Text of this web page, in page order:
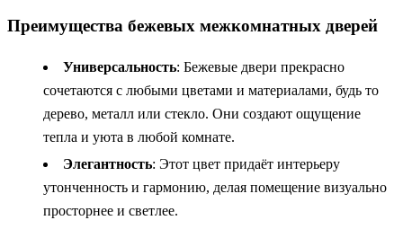
Преимущества бежевых межкомнатных дверей
Универсальность: Бежевые двери прекрасно
сочетаются с любыми цветами и материалами, будь то
дерево, металл или стекло. Они создают ощущение
тепла и уюта в любой комнате.
Элегантность: Этот цвет придаёт интерьеру
утонченность и гармонию, делая помещение визуально
просторнее и светлее.